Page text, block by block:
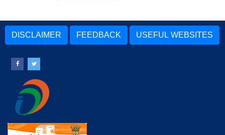
DISCLAIMER FEEDBACK USEFUL WEBSITES